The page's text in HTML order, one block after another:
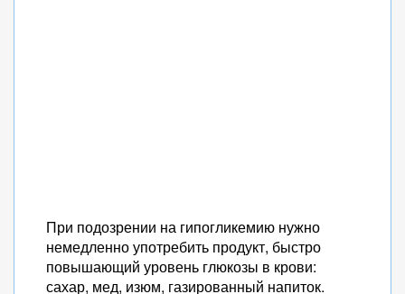
При подозрении на гипогликемию нужно
немедленно употребить продукт, быстро
повышающий уровень глюкозы в крови:
сахар, мед, изюм, газированный напиток.